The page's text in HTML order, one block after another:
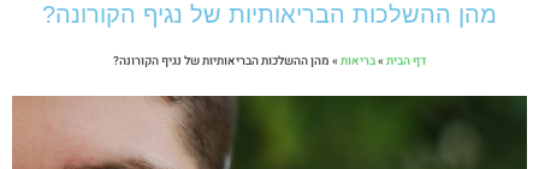
מהן ההשלכות הבריאותיות של נגיף הקורונה?
דף הבית»בריאות» מהן ההשלכות הבריאותיות של נגיף הקורונה?